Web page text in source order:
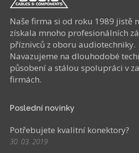
Naše firma si od roku 1989 jistě
získala mnoho profesionálních
příznivců z oboru audiotechniky.
Navazujeme na dlouhodobé
působení a stálou spolupráci v
firmách.
Poslední novinky
Potřebujete kvalitní konektory?
30. 03. 2019